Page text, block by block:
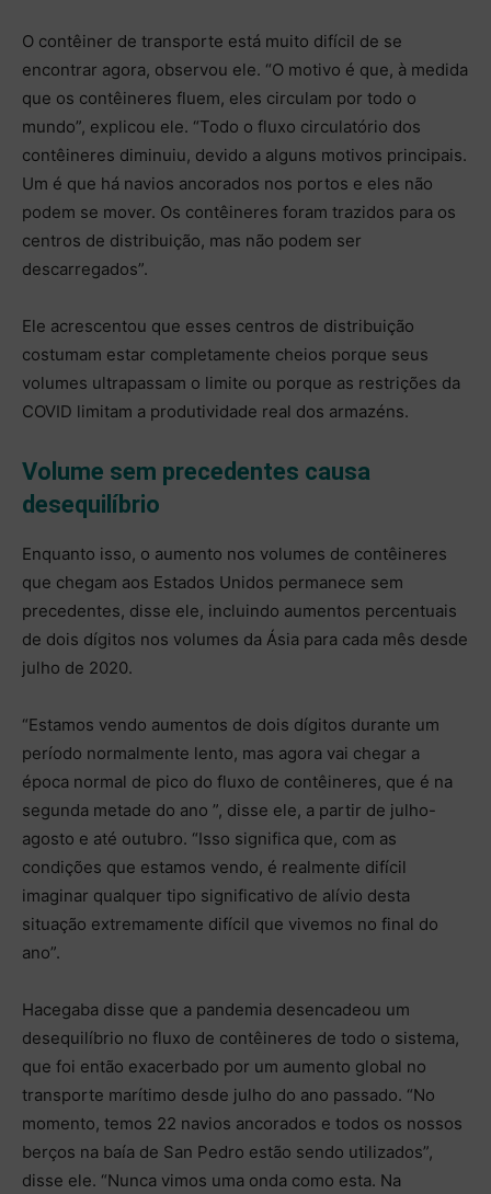
O contêiner de transporte está muito difícil de se
encontrar agora, observou ele. “O motivo é que, à medida
que os contêineres fluem, eles circulam por todo o
mundo”, explicou ele. “Todo o fluxo circulatório dos
contêineres diminuiu, devido a alguns motivos principais.
Um é que há navios ancorados nos portos e eles não
podem se mover. Os contêineres foram trazidos para os
centros de distribuição, mas não podem ser
descarregados”.
Ele acrescentou que esses centros de distribuição
costumam estar completamente cheios porque seus
volumes ultrapassam o limite ou porque as restrições da
COVID limitam a produtividade real dos armazéns.
Volume sem precedentes causa
desequilíbrio
Enquanto isso, o aumento nos volumes de contêineres
que chegam aos Estados Unidos permanece sem
precedentes, disse ele, incluindo aumentos percentuais
de dois dígitos nos volumes da Ásia para cada mês desde
julho de 2020.
“Estamos vendo aumentos de dois dígitos durante um
período normalmente lento, mas agora vai chegar a
época normal de pico do fluxo de contêineres, que é na
segunda metade do ano ”, disse ele, a partir de julho-
agosto e até outubro. “Isso significa que, com as
condições que estamos vendo, é realmente difícil
imaginar qualquer tipo significativo de alívio desta
situação extremamente difícil que vivemos no final do
ano”.
Hacegaba disse que a pandemia desencadeou um
desequilíbrio no fluxo de contêineres de todo o sistema,
que foi então exacerbado por um aumento global no
transporte marítimo desde julho do ano passado. “No
momento, temos 22 navios ancorados e todos os nossos
berços na baía de San Pedro estão sendo utilizados”,
disse ele. “Nunca vimos uma onda como esta. Na